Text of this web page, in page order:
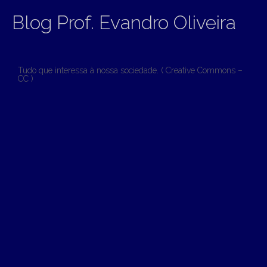
Blog Prof. Evandro Oliveira
Tudo que interessa à nossa sociedade. ( Creative Commons –
CC )